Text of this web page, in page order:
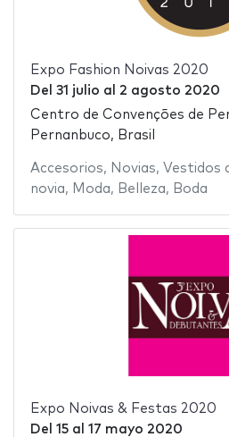
Expo Fashion Noivas 2020
Del 31 julio al 2 agosto 2020
Centro de Convenções de
Pernanbuco, Brasil
Accesorios, Novias, Vestidos
novia, Moda, Belleza, Boda
Expo Noivas & Festas 2020
Del 15al 17 mayo 2020